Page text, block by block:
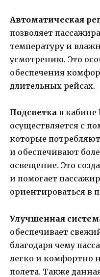
Автоматическая
позволяет
температуру и
усмотрению. Это
обеспечения
длительных рейсах.
Подсветка в кабине
осуществляется с
которые
и обеспечивают
освещение. Это
и помогает
ориентироваться в
Улучшенная
обеспечивает
благодаря чему
легко и комфортно
полета. Также